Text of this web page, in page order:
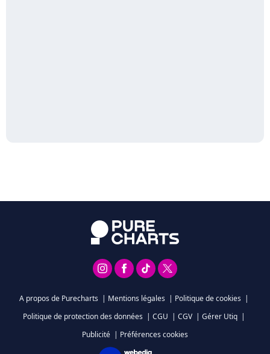
A propos de Purecharts | Mentions légales | Politique de cookies |
Politique de protection des données | CGU | CGV | Gérer Utiq |
Publicité | Préférences cookies